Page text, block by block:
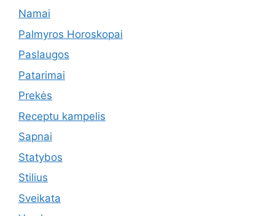
Namai
Palmyros Horoskopai
Paslaugos
Patarimai
Prekės
Receptu kampelis
Sapnai
Statybos
Stilius
Sveikata